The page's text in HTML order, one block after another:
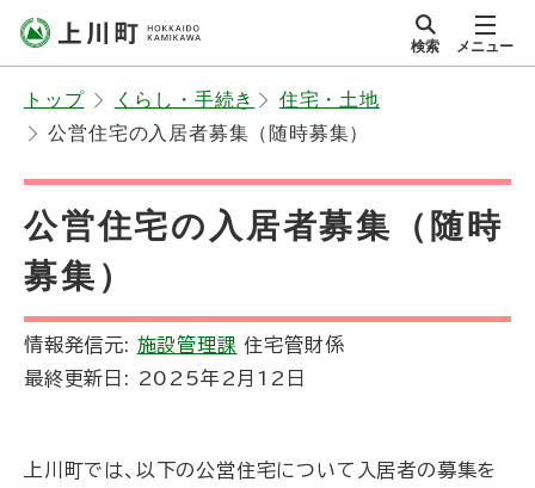
北海道上川町
Hokkaido Kamikawa
Twon
サイト内
検索 メニュー
トップ くらし・手続き
住宅・土地
公営住宅の入居者募集（随時募集）
公営住宅の入居者募集（随時
募集）
情報発信元: 施設管理課 住宅管財係
最終更新日:
2025年2月12日
上川町では、以下の公営住宅について入居者の募集を